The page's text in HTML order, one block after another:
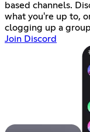
based channels.
what you're up to,
clogging up a
Join Discord